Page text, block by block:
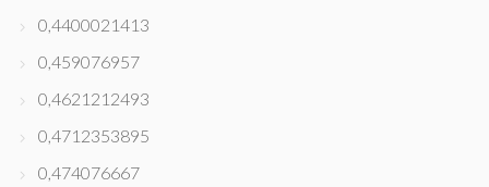
0,4400021413
0,459076957
0,4621212493
0,4712353895
0,474076667